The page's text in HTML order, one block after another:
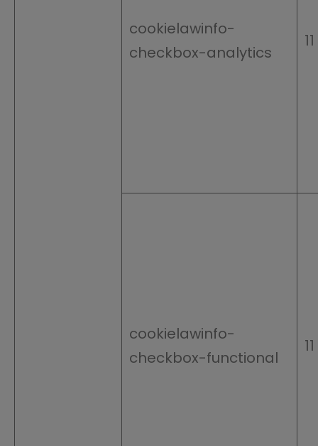
cookielawinfo-
checkbox-analytics
cookielawinfo-
checkbox-functional